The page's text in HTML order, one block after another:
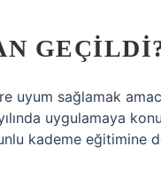
uyum sağlamak
uygulamaya
kademe eğitimine